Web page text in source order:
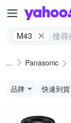
M43
Panasonic
品牌 快速到貨